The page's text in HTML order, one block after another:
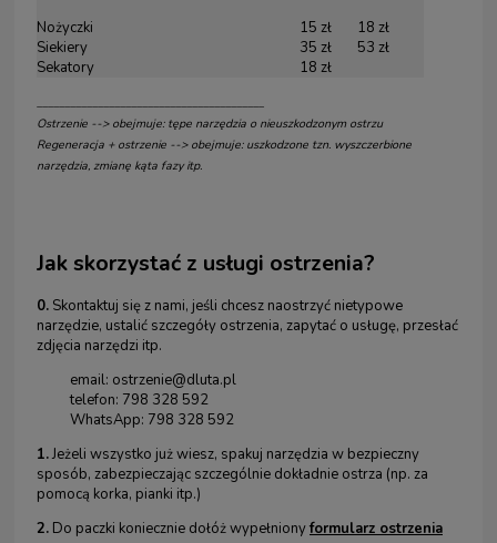
Nożyczki
15 zł
18 zł
Siekiery
35 zł
53 zł
Sekatory
18 zł
_________________________________________
Ostrzenie --> obejmuje: tępe narzędzia o nieuszkodzonym ostrzu
Regeneracja + ostrzenie --> obejmuje: uszkodzone tzn. wyszczerbione
narzędzia, zmianę kąta fazy itp.
Jak skorzystać z usługi ostrzenia?
0. Skontaktuj się z nami, jeśli chcesz naostrzyć nietypowe
narzędzie, ustalić szczegóły ostrzenia, zapytać o usługę, przesłać
zdjęcia narzędzi itp.
email: ostrzenie@dluta.pl
telefon: 798 328 592
WhatsApp: 798 328 592
1.Jeżeli wszystko już wiesz, spakuj narzędzia w bezpieczny
sposób, zabezpieczając szczególnie dokładnie ostrza (np. za
pomocą korka, pianki itp.)
2. Do paczki koniecznie dołóż wypełnionyformularz ostrzenia